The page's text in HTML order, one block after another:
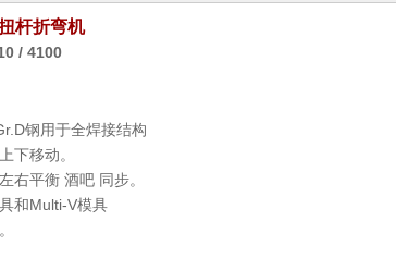
杆折弯机
/ 4100
钢用于全焊接结构
下移动。
右平衡 酒吧 同步。
和Multi-V模具